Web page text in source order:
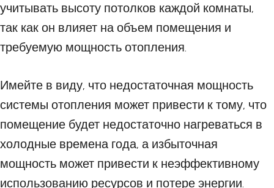
учитывать высоту потолков каждой комнаты,
так как он влияет на объем помещения и
требуемую мощность отопления.
Имейте в виду, что недостаточная мощность
системы отопления может привести к тому, что
помещение будет недостаточно нагреваться в
холодные времена года, а избыточная
мощность может привести к неэффективному
использованию ресурсов и потере энергии.